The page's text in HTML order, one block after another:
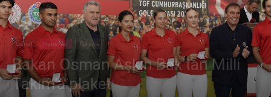
Genel Haberler Türkiye
Bakan Osman Aşkın Bak’tan Milli
Takım’a plaket